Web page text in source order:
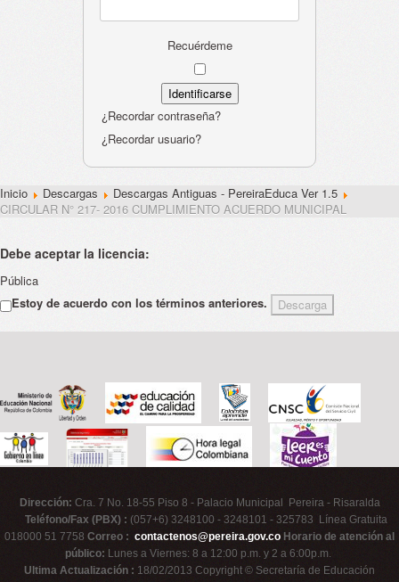
Recuérdeme
¿Recordar contraseña?
¿Recordar usuario?
Inicio Descargas
Descargas Antiguas - PereiraEduca Ver 1.5
CIRCULAR N° 217- 2016 CUMPLIMIENTO ACUERDO MUNICIPAL
Debe aceptar la licencia:
Pública
Estoy de acuerdo con los términos anteriores.
Dirección: Cra. 7 No. 18-55 Piso 8 - Palacio Municipal Pereira - Risaralda
Teléfono/Fax (PBX) : (057+6) 3248100 - 3248101 - 325783 Línea Gratuita
018000 51 7758 Correo : contactenos@pereira.gov.co Horario de atención al
público: Lunes a Viernes: 8 a 12:00 p.m. y 2 a 6:00p.m.
Ultima Actualización : 18/02/2013 Copyright © Secretaría de Educación